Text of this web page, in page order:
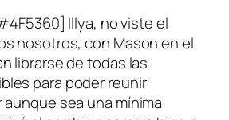
Illya, no viste el
nosotros, con Mason en el
librarse de todas las
para poder reunir
sea una mínima